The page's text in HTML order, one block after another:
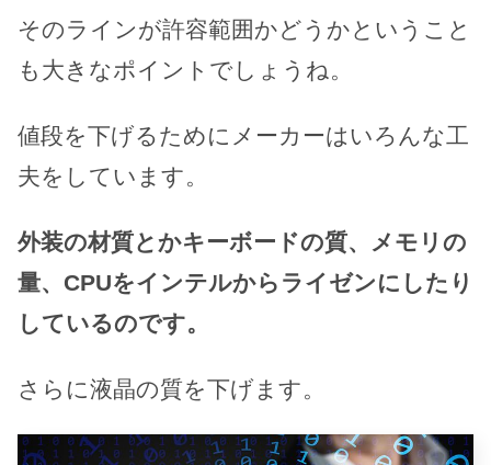
そのラインが許容範囲かどうかということ
も大きなポイントでしょうね。
値段を下げるためにメーカーはいろんな工
夫をしています。
外装の材質とかキーボードの質、メモリの
量、CPUをインテルからライゼンにしたり
しているのです。
さらに液晶の質を下げます。